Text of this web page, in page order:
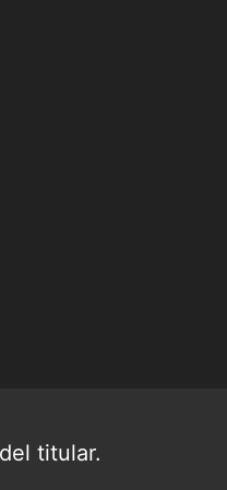
titular.